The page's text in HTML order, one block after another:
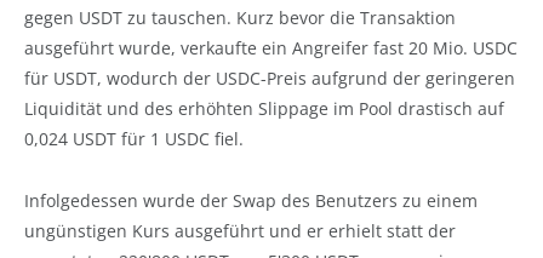
gegen USDT zu tauschen. Kurz bevor die Transaktion
ausgeführt wurde, verkaufte ein Angreifer fast 20 Mio. USDC
für USDT, wodurch der USDC-Preis aufgrund der geringeren
Liquidität und des erhöhten Slippage im Pool drastisch auf
0,024 USDT für 1 USDC fiel.
Infolgedessen wurde der Swap des Benutzers zu einem
ungünstigen Kurs ausgeführt und er erhielt statt der